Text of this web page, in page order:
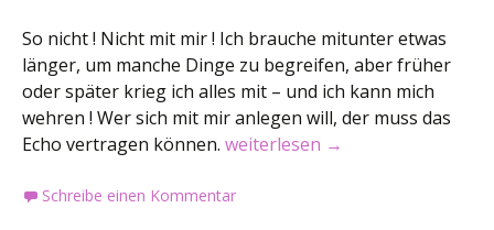
So nicht ! Nicht mit mir ! Ich brauche mitunter etwas
länger, um manche Dinge zu begreifen, aber früher
oder später krieg ich alles mit – und ich kann mich
wehren ! Wer sich mit mir anlegen will, der muss das
Echo vertragen können. In eigener Sache …
weiterlesen →
Schreibe einen Kommentar